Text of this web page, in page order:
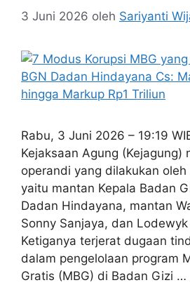
3 Juni 2026 oleh Sariyanti
Rabu, 3 Juni 2026 – 19:19
Kejaksaan Agung (Kejagung)
operandi yang dilakukan
yaitu mantan Kepala Badan
Dadan Hindayana, mantan
Sonny Sanjaya, dan
Ketiganya terjerat dugaan
dalam pengelolaan program
Gratis (MBG) di Badan Gizi …